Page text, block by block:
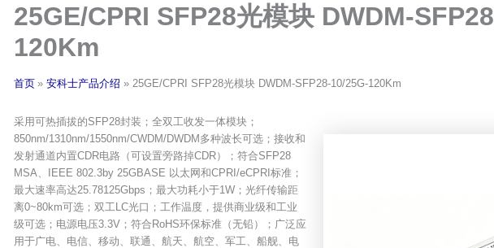
25GE/CPRI SFP28光模块 DWDM-
120Km
首页 安科士产品介绍 25GE/CPRI SFP28光模块 DWDM-SFP28-10/25G-120Km
采用可热插拔的SFP28封装；全双工收发一体模块；
850nm/1310nm/1550nm/CWDM/DWDM多种波长可选；接收和
发射通道内置CDR电路（可设置旁路掉CDR）；符合SFP28
MSA、IEEE 802.3by 25GBASE 以太网和CPRI/eCPRI标准；
最大速率高达25.78125Gbps；最大功耗小于1W；光纤传输距
离0~80km可选；双工LC光口；工作温度，提供商业级和工业
级可选；电源电压3.3V；符合RoHS环保标准（无铅）；广泛应
用于广电、电信、移动、联通、航天、航空、军工、船舰、电